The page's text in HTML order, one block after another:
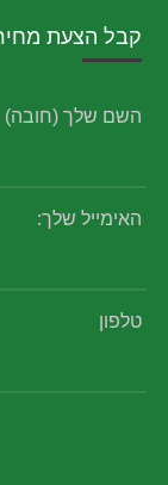
קבל הצעת
השם שלך (חובה)
האימייל שלך:
טלפון